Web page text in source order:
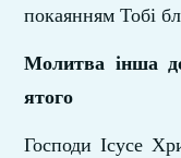
покаянням Тобі
Молитва інша
ятого
Господи Ісусе